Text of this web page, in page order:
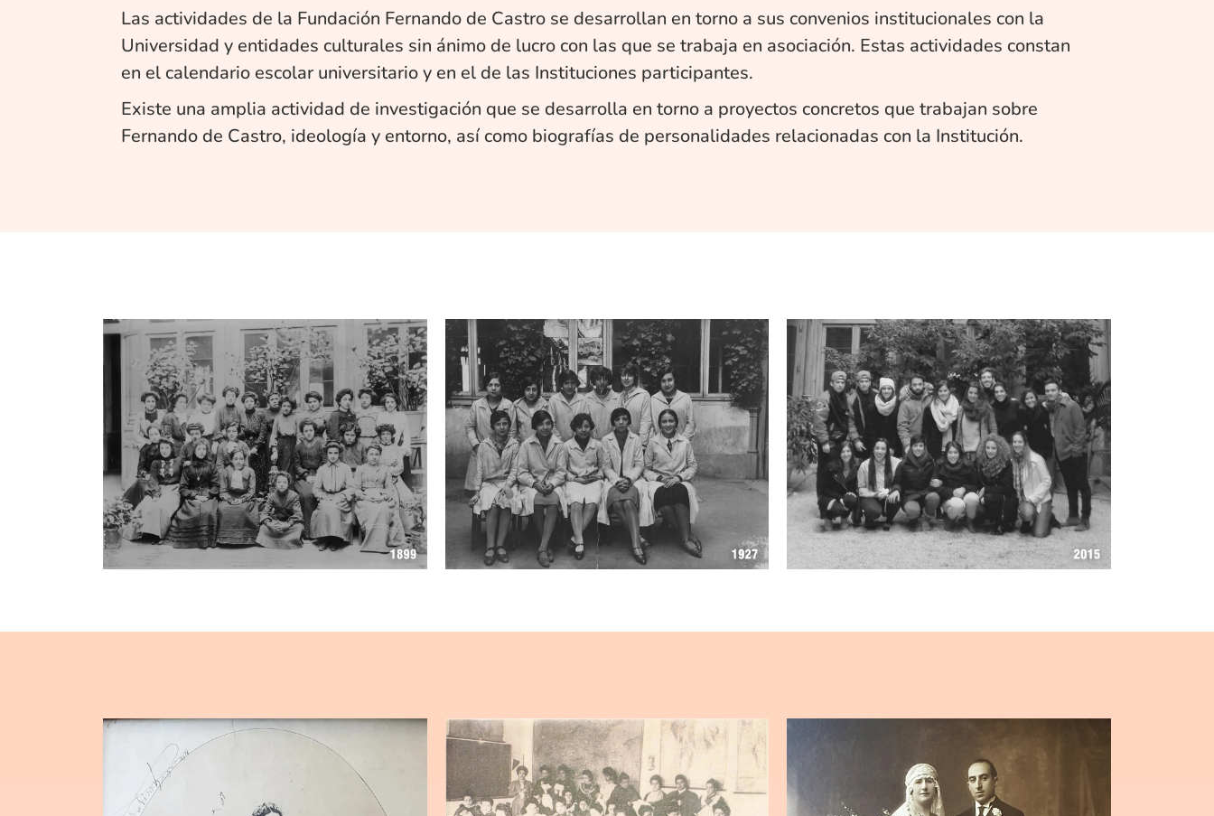
Las actividades de la Fundación Fernando de Castro se desarrollan en torno a sus convenios institucionales con la
Universidad y entidades culturales sin ánimo de lucro con las que se trabaja en asociación. Estas actividades constan
en el calendario escolar universitario y en el de las Instituciones participantes.
Existe una amplia actividad de investigación que se desarrolla en torno a proyectos concretos que trabajan sobre
Fernando de Castro, ideología y entorno, así como biografías de personalidades relacionadas con la Institución.